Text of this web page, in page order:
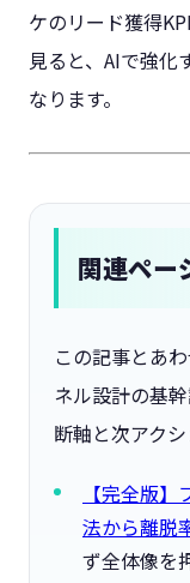
ケのリード獲得
見ると、AIで強化
なります。
関連ペー
この記事とあ
ネル設計の基
断軸と次アクシ
【完全版
法から離脱
ず全体像を